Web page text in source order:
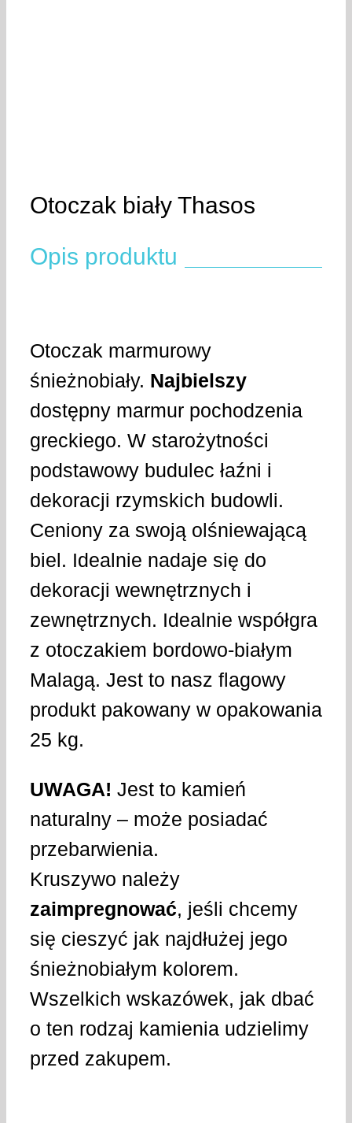
Otoczak biały Thasos
Opis produktu
Otoczak marmurowy
śnieżnobiały. Najbielszy
dostępny marmur pochodzenia
greckiego. W starożytności
podstawowy budulec łaźni i
dekoracji rzymskich budowli.
Ceniony za swoją olśniewającą
biel. Idealnie nadaje się do
dekoracji wewnętrznych i
zewnętrznych. Idealnie współgra
z otoczakiem bordowo-białym
Malagą. Jest to nasz flagowy
produkt pakowany w opakowania
25 kg.
UWAGA! Jest to kamień
naturalny – może posiadać
przebarwienia.
Kruszywo należy
zaimpregnować, jeśli chcemy
się cieszyć jak najdłużej jego
śnieżnobiałym kolorem.
Wszelkich wskazówek, jak dbać
o ten rodzaj kamienia udzielimy
przed zakupem.